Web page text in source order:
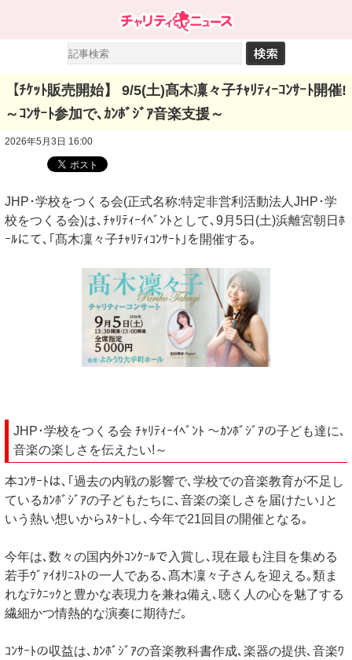
【ﾁｹｯﾄ販売開始】 9/5(土)髙木凜々子ﾁｬﾘﾃｨｰｺﾝｻｰﾄ開催!
～ｺﾝｻｰﾄ参加で､ｶﾝﾎﾞｼﾞｱ音楽支援～
2026年5月3日 16:00
JHP･学校をつくる会(正式名称:特定非営利活動法人JHP･学
校をつくる会)は､ﾁｬﾘﾃｨｰｲﾍﾞﾝﾄとして､9月5日(土)浜離宮朝日ﾎ
ｰﾙにて､｢髙木凜々子ﾁｬﾘﾃｨｺﾝｻｰﾄ｣を開催する｡
JHP･学校をつくる会 ﾁｬﾘﾃｨｰｲﾍﾞﾝﾄ ～ｶﾝﾎﾞｼﾞｱの子ども達に､
音楽の楽しさを伝えたい!～
本ｺﾝｻｰﾄは､｢過去の内戦の影響で､学校での音楽教育が不足し
ているｶﾝﾎﾞｼﾞｱの子どもたちに､音楽の楽しさを届けたい｣と
いう熱い想いからｽﾀｰﾄし､今年で21回目の開催となる｡
今年は､数々の国内外ｺﾝｸｰﾙで入賞し､現在最も注目を集める
若手ｳﾞｧｲｵﾘﾆｽﾄの一人である､髙木凜々子さんを迎える｡類ま
れなﾃｸﾆｯｸと豊かな表現力を兼ね備え､聴く人の心を魅了する
繊細かつ情熱的な演奏に期待だ｡
ｺﾝｻｰﾄの収益は､ｶﾝﾎﾞｼﾞｱの音楽教科書作成､楽器の提供､音楽ﾜ